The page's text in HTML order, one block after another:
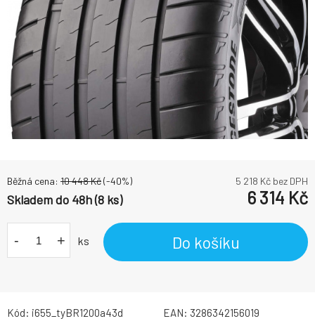
Běžná cena: 10 448Kč(-40%) 5 218 Kč bez DPH
Skladem do 48h (8 ks) 6 314 Kč
- + ks Do košíku
Kód: i655_tyBR1200a43d EAN: 3286342156019